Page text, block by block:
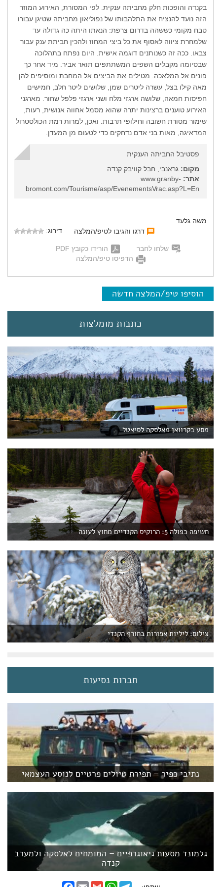
בקנדה והופכות חלק מחביתה ענקית. לפי המסורת, האירוע המוזר
הזה נועד להנציח את התלהבותו של נפוליאון מחביתה שטיגן עבורו
טבח מקומי כששהה בדרום צרפת: הנאתו היתה כה גדולה עד
שלמחרת ציווה לאסוף את כל ביצי המחוז ולהכין חביתת ענק עבור
צבאו. ככה זה כשנותנים דוגמה אישית. היום נפתח בתהלוכה
שבסיומה מקבלים השפים המשתתפים תואר אביר. מיד אחר כך
פונים אל המלאכה: מטילים את הביצים אל המחבת ומוסיפים להן
מאה קילו בצל, עשרה ליטרים שמן, שלושים ליטר חלב, חמישים
חפיסות חמאה, שלושה ארגזי מלח ושני ארגזי פלפל שחור. מארגני
האירוע טוענים ברצינות יתרה שהוא מסמל אחווה אנושית, רעות,
שימור מסורת חשובה וחילופי תרבות. ואכן, למרות רמת הכולסטרול
המדאיגה, מאות בני אדם נדחקים כדי לטעום מן המעדן.
פסטיבל החביתה הענקית
מקום: גראנבי, חבל קוויבק קנדה
אתר: www.granby-
bromont.com/Tourisme/asp/EvenementsVrac.asp?L=En
משה גלעד
דרגו והגיבו לטיפ/המלצה
דירוג:
שלחו לחבר
הורידו כקובץ PDF
הדפיסו טיפ/המלצה
הוסיפו טיפ/המלצה חדשה
כתבות מומלצות
מסע בקרוואן מאלסקה לסיאטל
חשיפה כפולה 5: הרוקיס הקנדיים מחוץ לעונה
צילום: ליליות אפורות בחורף הקנדי
חברות נסיעות
נתיבי כפיר – תפירת טיולים פרטיים לנוסע העצמאי
גלמונד מסעות גיאוגרפיים – המומחים לאלסקה ולמערב
קנדה
F
E
G
W
T